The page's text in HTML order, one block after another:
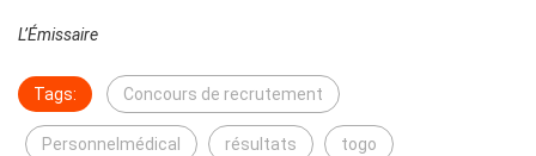
L’Émissaire
Tags: Concours de recrutement
Personnelmédical résultats togo